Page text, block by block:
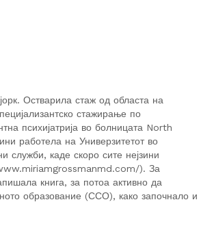
Остварила стаж од областа на
стажирање по
психијатрија во болницата North
работела на Универзитетот во
служби, каде скоро сите нејзини
). За
книга, за потоа активно да
образование (ССО), како започнало и